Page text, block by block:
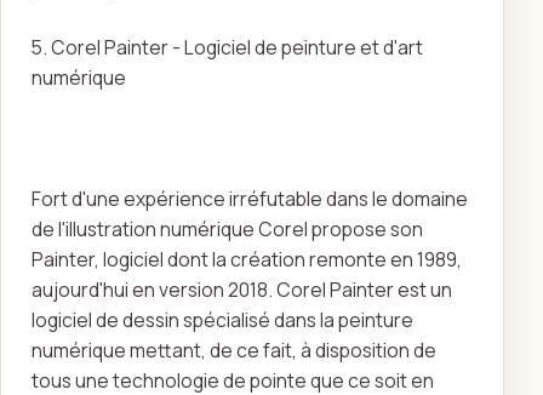
5. Corel Painter - Logiciel de peinture et d'art
numérique
Fort d'une expérience irréfutable dans le domaine
de l'illustration numérique Corel propose son
Painter, logiciel dont la création remonte en 1989,
aujourd'hui en version 2018. Corel Painter est un
logiciel de dessin spécialisé dans la peinture
numérique mettant, de ce fait, à disposition de
tous une technologie de pointe que ce soit en